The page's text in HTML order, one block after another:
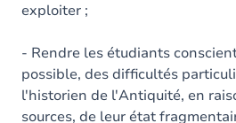
exploiter ;
- Rendre les étudiants
possible, des difficultés
l'historien de l'Antiquité, en
sources, de leur état